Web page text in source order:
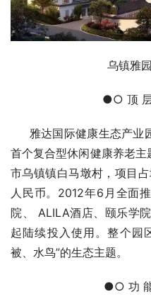
乌镇雅
●○ 顶
雅达国际健康生态产业
首个复合型休闲健康养老
市乌镇镇白马墩村，项目
人民币。2012年6月全面
院、 ALILA酒店、颐乐学
起陆续投入使用。整个园
被、水鸟”的生态主题。
●○ 功